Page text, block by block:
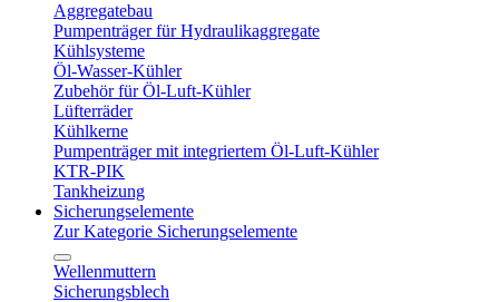
Aggregatebau
Pumpenträger für Hydraulikaggregate
Kühlsysteme
Öl-Wasser-Kühler
Zubehör für Öl-Luft-Kühler
Lüfterräder
Kühlkerne
Pumpenträger mit integriertem Öl-Luft-Kühler
KTR-PIK
Tankheizung
Sicherungselemente
Zur Kategorie Sicherungselemente
Wellenmuttern
Sicherungsblech